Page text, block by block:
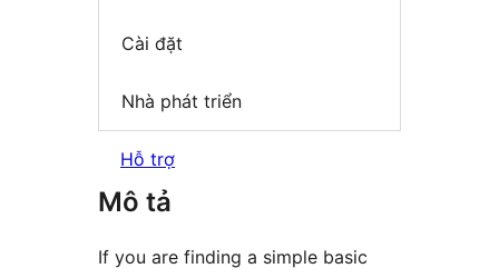
Cài đặt
Nhà phát triển
Hỗ trợ
Mô tả
If you are finding a simple basic